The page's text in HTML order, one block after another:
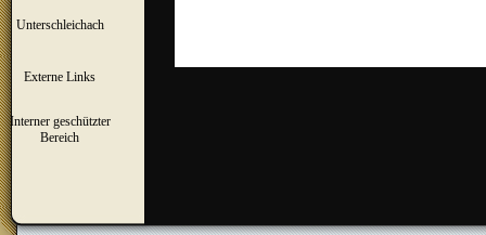
Unterschleichach
Externe Links
Interner geschützter
Bereich